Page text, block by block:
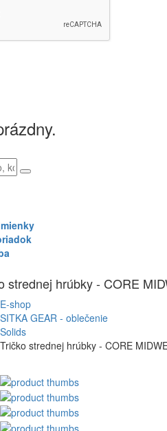
strednej hrúbky - CORE
E-shop
SITKA GEAR - oblečenie
Solids
Tričko strednej hrúbky - CORE